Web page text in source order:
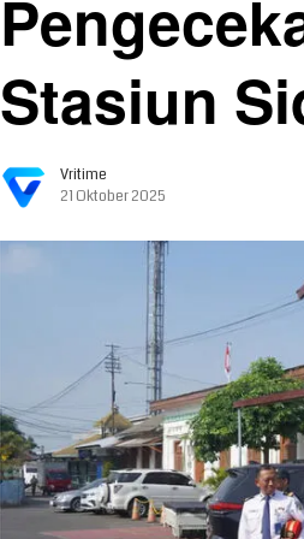
Stasiun
Vritime
21 Oktober 2025